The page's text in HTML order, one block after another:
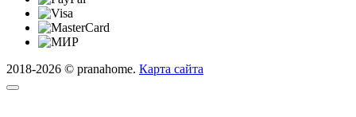
2018-2026 © pranahome. Карта сайта